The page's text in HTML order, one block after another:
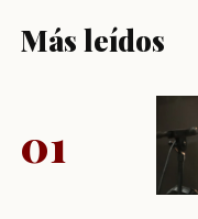
Más leídos
01